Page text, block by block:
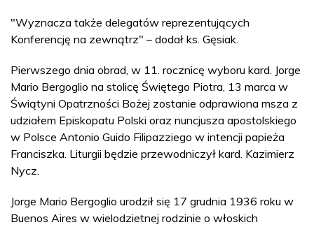
"Wyznacza także delegatów reprezentujących
Konferencję na zewnątrz" – dodał ks. Gęsiak.
Pierwszego dnia obrad, w 11. rocznicę wyboru kard. Jorge
Mario Bergoglio na stolicę Świętego Piotra, 13 marca w
Świątyni Opatrzności Bożej zostanie odprawiona msza z
udziałem Episkopatu Polski oraz nuncjusza apostolskiego
w Polsce Antonio Guido Filipazziego w intencji papieża
Franciszka. Liturgii będzie przewodniczył kard. Kazimierz
Nycz.
Jorge Mario Bergoglio urodził się 17 grudnia 1936 roku w
Buenos Aires w wielodzietnej rodzinie o włoskich